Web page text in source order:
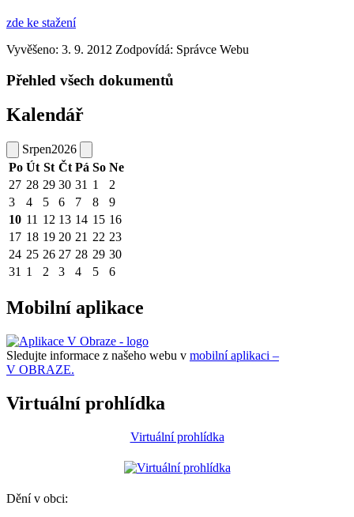
zde ke stažení
Vyvěšeno: 3. 9. 2012 Zodpovídá: Správce Webu
Přehled všech dokumentů
Kalendář
Srpen2026
Po Út St Čt Pá So Ne
27 28 29 30 31 1
2
3
4 5 6 7 8
9
10 11 12 13 14 15 16
17 18 19 20 21 22 23
24 25 26 27 28 29 30
31 1 2 3 4 5 6
Mobilní aplikace
Sledujte informace z našeho webu v mobilní aplikaci –
V OBRAZE.
Virtuální prohlídka
Virtuální prohlídka
Dění v obci: